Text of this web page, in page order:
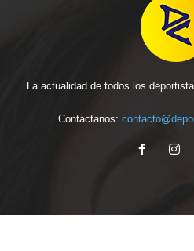
La actualidad de todos los
Contáctanos: